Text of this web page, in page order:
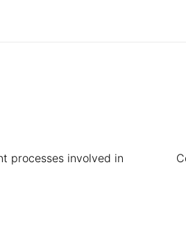
processes involved in